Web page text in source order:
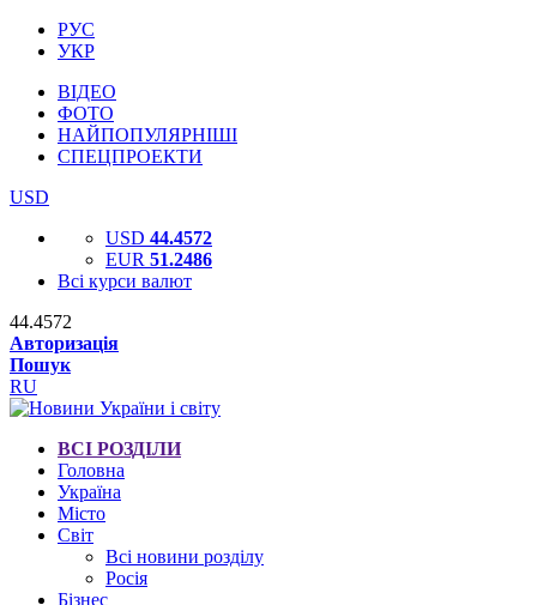
РУС
УКР
ВІДЕО
ФОТО
НАЙПОПУЛЯРНІШІ
СПЕЦПРОЕКТИ
USD
USD 44.4572
EUR 51.2486
Всі курси валют
44.4572
Авторизація
Пошук
RU
ВСІ РОЗДІЛИ
Головна
Україна
Місто
Світ
Всі новини розділу
Росія
Бізнес